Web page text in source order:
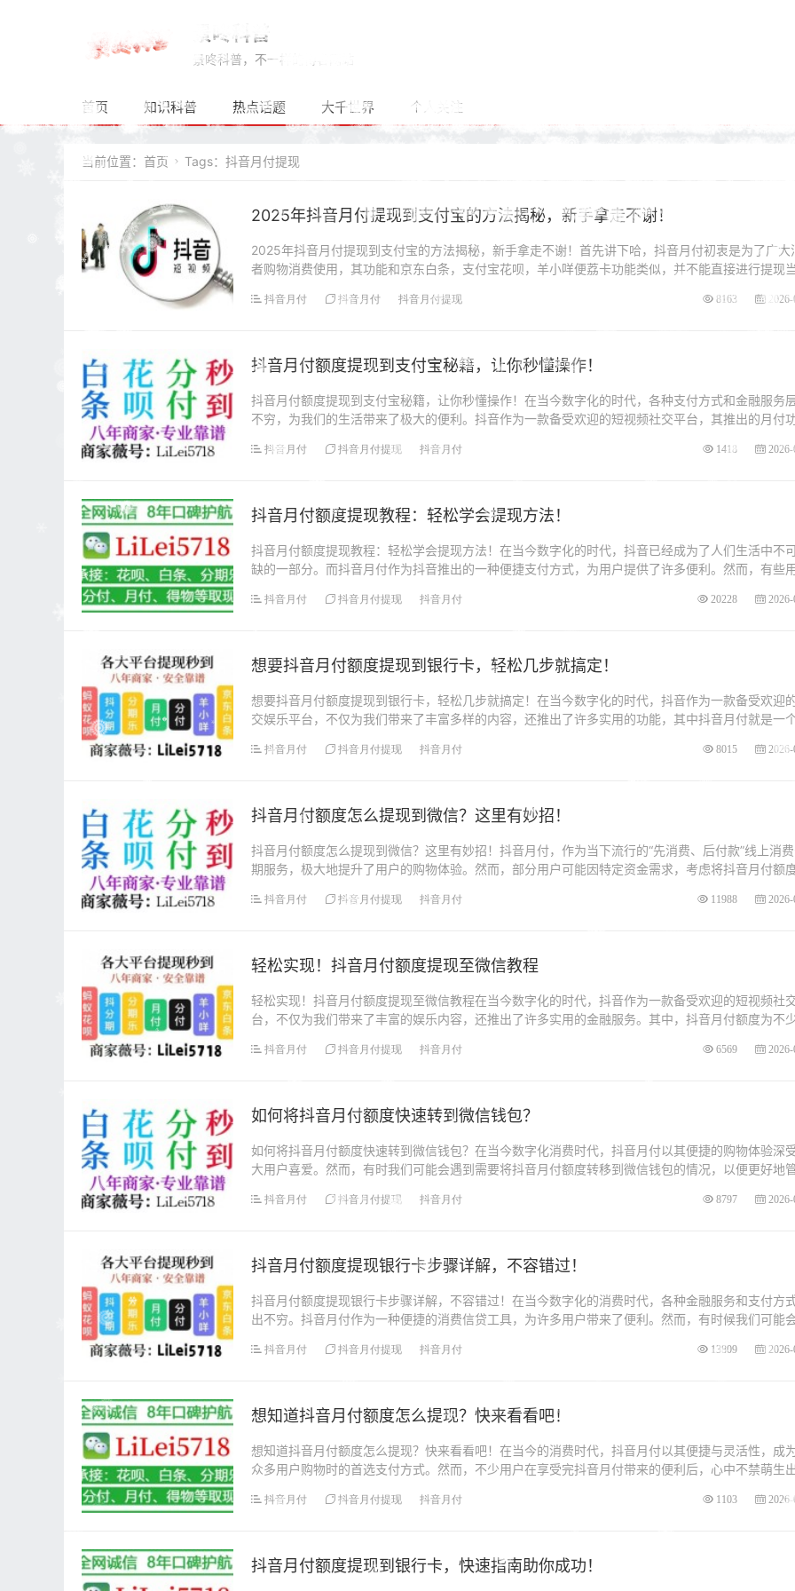
景咚科普
景咚科普，不一样的博客网站
首页 知识科普 热点话题 大千世界 个人关注
当前位置： 首页  Tags：抖音月付提现
2025年抖音月付提现到支付宝的方法揭秘，新手拿走不谢！
2025年抖音月付提现到支付宝的方法揭秘，新手拿走不谢！首先讲下哈，抖音月付初衷是为了广大
者购物消费使用，其功能和京东白条，支付宝花呗，羊小咩便荔卡功能类似，并不能直接进行提现
抖音月付 抖音月付 抖音月付提现 8163
​抖音月付额度提现到支付宝秘籍，让你秒懂操作！
抖音月付额度提现到支付宝秘籍，让你秒懂操作！在当今数字化的时代，各种支付方式和金融服务
不穷，为我们的生活带来了极大的便利。抖音作为一款备受欢迎的短视频社交平台，其推出的月付
抖音月付 抖音月付提现 抖音月付 1418
​抖音月付额度提现教程：轻松学会提现方法！
抖音月付额度提现教程：轻松学会提现方法！在当今数字化的时代，抖音已经成为了人们生活中不
缺的一部分。而抖音月付作为抖音推出的一种便捷支付方式，为用户提供了许多便利。然而，有些
抖音月付 抖音月付提现 抖音月付 20228
想要抖音月付额度提现到银行卡，轻松几步就搞定！
想要抖音月付额度提现到银行卡，轻松几步就搞定！在当今数字化的时代，抖音作为一款备受欢迎
交娱乐平台，不仅为我们带来了丰富多样的内容，还推出了许多实用的功能，其中抖音月付就是一
抖音月付 抖音月付提现 抖音月付 8015
​抖音月付额度怎么提现到微信？这里有妙招！
抖音月付额度怎么提现到微信？这里有妙招！抖音月付，作为当下流行的“先消费、后付款”线上消
期服务，极大地提升了用户的购物体验。然而，部分用户可能因特定资金需求，考虑将抖音月付额
抖音月付 抖音月付提现 抖音月付 11988
轻松实现！抖音月付额度提现至微信教程
轻松实现！抖音月付额度提现至微信教程在当今数字化的时代，抖音作为一款备受欢迎的短视频社
台，不仅为我们带来了丰富的娱乐内容，还推出了许多实用的金融服务。其中，抖音月付额度为不
抖音月付 抖音月付提现 抖音月付 6569
如何将抖音月付额度快速转到微信钱包？
如何将抖音月付额度快速转到微信钱包？在当今数字化消费时代，抖音月付以其便捷的购物体验深
大用户喜爱。然而，有时我们可能会遇到需要将抖音月付额度转移到微信钱包的情况，以便更好地
抖音月付 抖音月付提现 抖音月付 8797
​抖音月付额度提现银行卡步骤详解，不容错过！
抖音月付额度提现银行卡步骤详解，不容错过！在当今数字化的消费时代，各种金融服务和支付方
出不穷。抖音月付作为一种便捷的消费信贷工具，为许多用户带来了便利。然而，有时候我们可能
抖音月付 抖音月付提现 抖音月付 13809
想知道抖音月付额度怎么提现？快来看看吧！
想知道抖音月付额度怎么提现？快来看看吧！在当今的消费时代，抖音月付以其便捷与灵活性，成
众多用户购物时的首选支付方式。然而，不少用户在享受完抖音月付带来的便利后，心中不禁萌生
抖音月付 抖音月付提现 抖音月付 1103
抖音月付额度提现到银行卡，快速指南助你成功！